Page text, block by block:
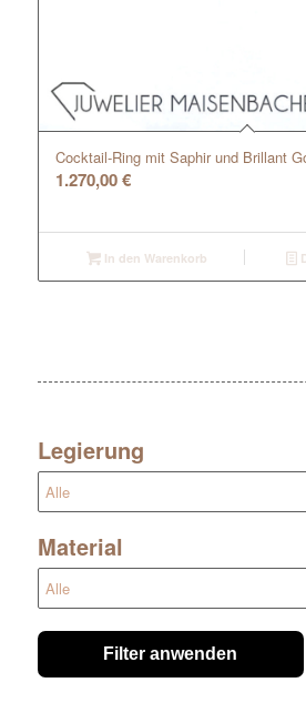
Cocktail-Ring mit Saphir und Brillant
1.270,00€
In den Warenkorb
Legierung
Material
Filter anwenden